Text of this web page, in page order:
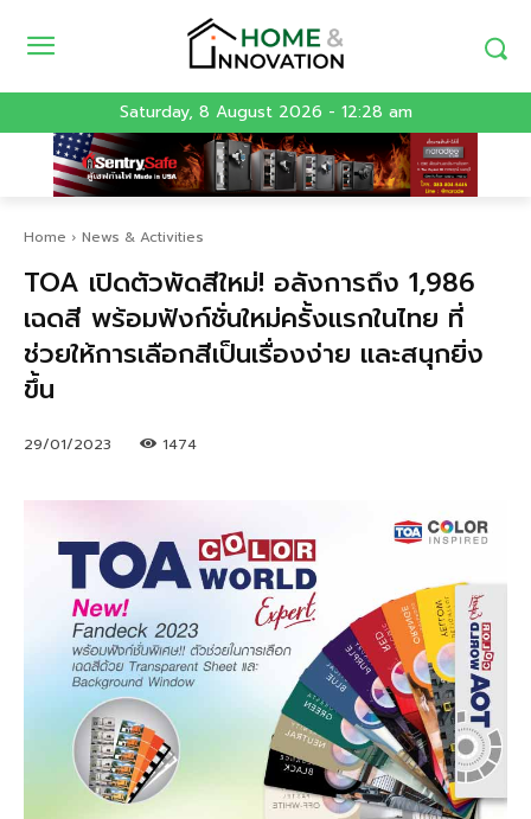
Saturday, 8 August 2026 - 12:28 am
Home News & Activities
TOA เปิดตัวพัดสีใหม่! อลังการถึง 1,986
เฉดสี พร้อมฟังก์ชั่นใหม่ครั้งแรกในไทย ที่
ช่วยให้การเลือกสีเป็นเรื่องง่าย และสนุกยิ่ง
ขึ้น
29/01/2023 1474